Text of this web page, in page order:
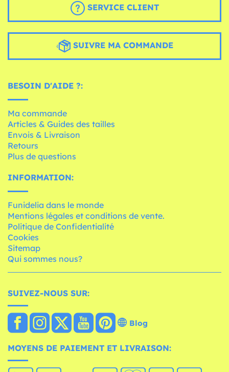
SERVICE CLIENT
SUIVRE MA COMMANDE
BESOIN D'AIDE ?:
Ma commande
Articles & Guides des tailles
Envois & Livraison
Retours
Plus de questions
INFORMATION:
Funidelia dans le monde
Mentions légales et conditions de vente.
Politique de Confidentialité
Cookies
Sitemap
Qui sommes nous?
SUIVEZ-NOUS SUR:
Blog
MOYENS DE PAIEMENT ET LIVRAISON: